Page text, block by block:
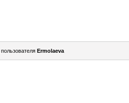
пользователя Ermolaeva